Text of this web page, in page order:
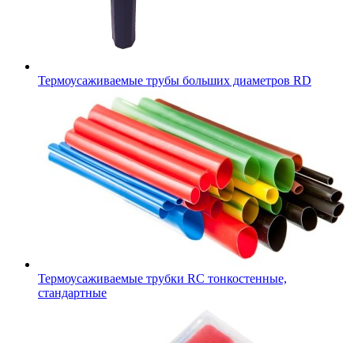
Термоусаживаемые трубы больших диаметров RD
Термоусаживаемые трубки RC тонкостенные,
стандартные